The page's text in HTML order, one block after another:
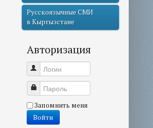
Русскоязычные СМИ
в Кыргызстане
Авторизация
Логин
Пароль
Запомнить меня
Войти